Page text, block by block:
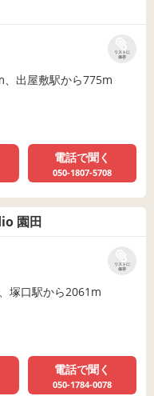
リストに
保存
、出屋敷駅から775m
電話で聞く
050-1807-5708
園田
リストに
保存
塚口駅から2061m
電話で聞く
050-1784-0078